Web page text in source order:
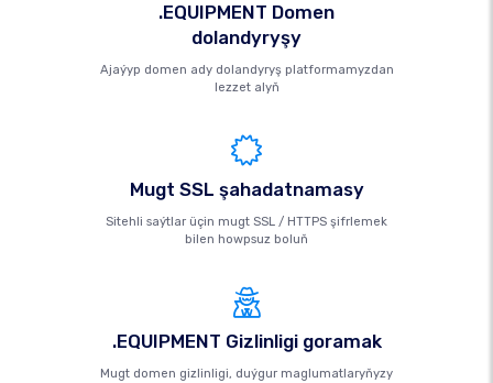
.EQUIPMENT Domen
dolandyryşy
Ajaýyp domen ady dolandyryş platformamyzdan
lezzet alyň
Mugt SSL şahadatnamasy
Sitehli saýtlar üçin mugt SSL / HTTPS şifrlemek
bilen howpsuz boluň
.EQUIPMENT Gizlinligi goramak
Mugt domen gizlinligi, duýgur maglumatlaryňyzy